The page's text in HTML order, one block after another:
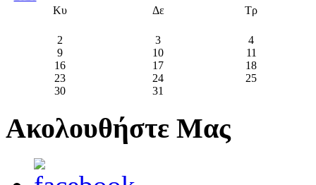
Κυ Δε Τρ
2 3
4
9
10
11
16
17
18
23
24
25
30
31
Ακολουθήστε Μας